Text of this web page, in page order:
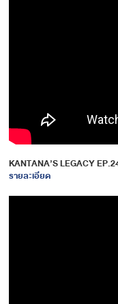
KANTANA’S LEGACY
รายละเอียด